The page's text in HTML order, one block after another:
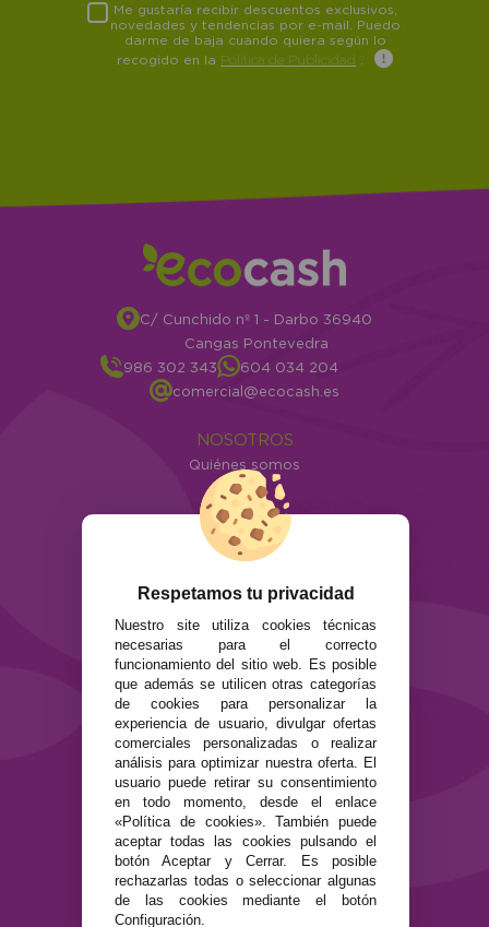
Me gustaría recibir descuentos exclusivos,
novedades y tendencias por e-mail. Puedo
darme de baja cuando quiera según lo
recogido en la Política de Publicidad
C/ Cunchido nº 1 - Darbo 36940
Cangas Pontevedra
986 302 343
604 034 204
comercial@ecocash.es
NOSOTROS
Quiénes somos
Info
ATENCIÓN AL CLIENTE
Envíos y devoluciones
Formas de pago
Contacto
SEGURIDAD Y PRIVACIDAD
Términos y condiciones de uso
Política de privacidad
Política de cookies
Respetamos tu privacidad
Nuestro site utiliza cookies técnicas
necesarias para el correcto
funcionamiento del sitio web. Es posible
que además se utilicen otras categorías
de cookies para personalizar la
experiencia de usuario, divulgar ofertas
comerciales personalizadas o realizar
análisis para optimizar nuestra oferta. El
usuario puede retirar su consentimiento
en todo momento, desde el enlace
«Política de cookies». También puede
aceptar todas las cookies pulsando el
botón Aceptar y Cerrar. Es posible
rechazarlas todas o seleccionar algunas
de las cookies mediante el botón
Configuración.